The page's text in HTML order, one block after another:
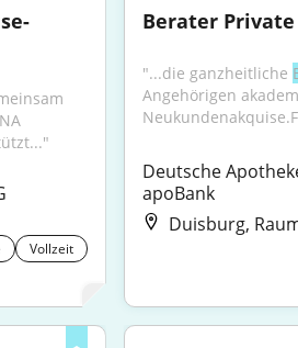
Vollzeit
Berater
"...die ganzheitliche
Angehörigen
Deutsche
apoBank
Duisburg,